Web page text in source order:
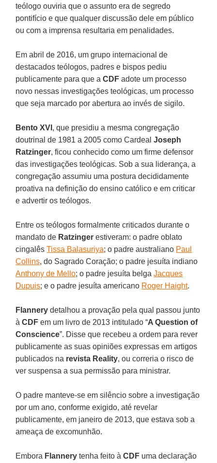
teólogo ouviria que o assunto era de segredo
pontifício e que qualquer discussão dele em público
ou com a imprensa resultaria em penalidades.
Em abril de 2016, um grupo internacional de
destacados teólogos, padres e bispos pediu
publicamente para que aCDF adote um processo
novo nessas investigações teológicas, um processo
que seja marcado por abertura ao invés de sigilo.
Bento XVI , que presidiu a mesma congregação
doutrinal de 1981 a 2005 como CardealJoseph
Ratzinger, ficou conhecido como um firme defensor
das investigações teológicas. Sob a sua liderança, a
congregação assumiu uma postura decididamente
proativa na definição do ensino católico e em criticar
e advertir os teólogos.
Entre os teólogos formalmente criticados durante o
mandato de Ratzinger estiveram: o padre oblato
cingalêsTissa Balasuriya; o padre australiano Paul
Collins, do Sagrado Coração; o padre jesuíta indiano
Anthony de Mello; o padre jesuíta belga Jacques
Dupuis; e o padre jesuíta americano Roger Haight.
Flannery detalhou a provação pela qual passou junto
àCDF em um livro de 2013 intitulado “A Question of
Conscience”. Disse que recebeu a ordem para rever
publicamente as suas opiniões expressas em artigos
publicados na revista Reality, ou correria o risco de
ver suspensa a sua permissão para ministrar.
O padre manteve-se em silêncio sobre a investigação
por um ano, conforme exigido, até revelar
publicamente, em janeiro de 2013, que estava sob a
ameaça de excomunhão.
Embora Flannery tenha feito àCDF uma declaração